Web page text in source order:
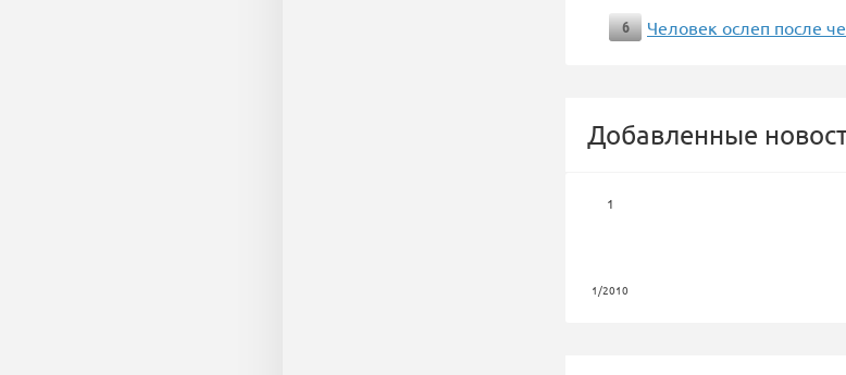
6 Человек ослеп после
Добавленные
1
1/2010